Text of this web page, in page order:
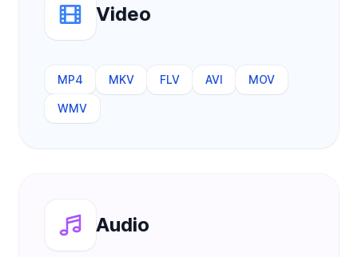
Video
MP4 MKV FLV AVI MOV
WMV
Audio